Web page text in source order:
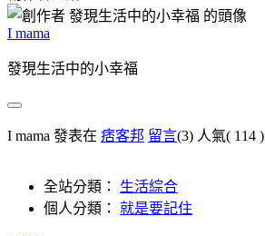
I mama
發現生活中的小幸福
I mama 發表在 痞客邦 留言(3) 人氣( 114 )
全站分類： 生活綜合
個人分類： 就是要記住